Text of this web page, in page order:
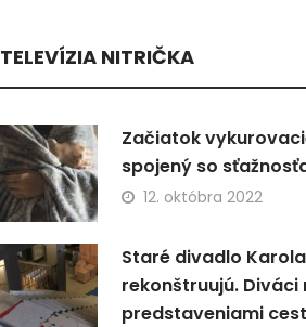
TELEVÍZIA NITRIČKA
Začiatok
spojený so
12. októbra 2022
Staré divadlo
rekonštruujú. Diváci
predstaveniami